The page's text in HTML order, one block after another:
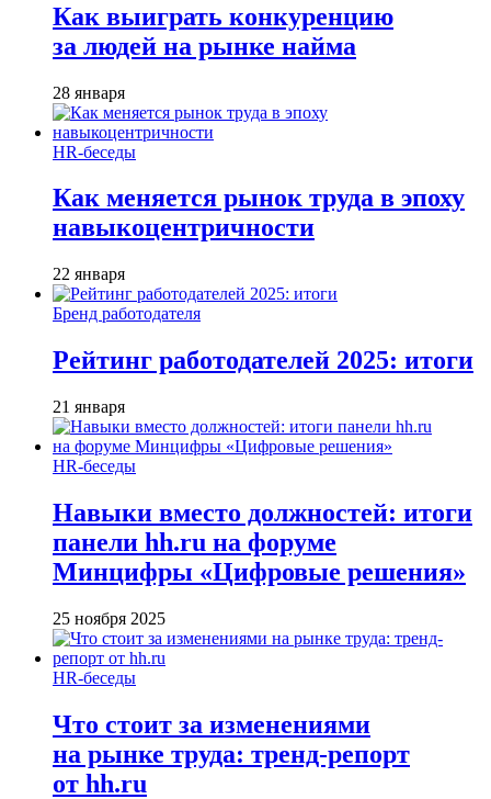
Как выиграть конкуренцию
за людей на рынке найма
28 января
HR-беседы
Как меняется рынок труда в эпоху
навыкоцентричности
22 января
Бренд работодателя
Рейтинг работодателей 2025: итоги
21 января
HR-беседы
Навыки вместо должностей: итоги
панели hh.ru на форуме
Минцифры «Цифровые решения»
25 ноября 2025
HR-беседы
Что стоит за изменениями
на рынке труда: тренд-репорт
от hh.ru